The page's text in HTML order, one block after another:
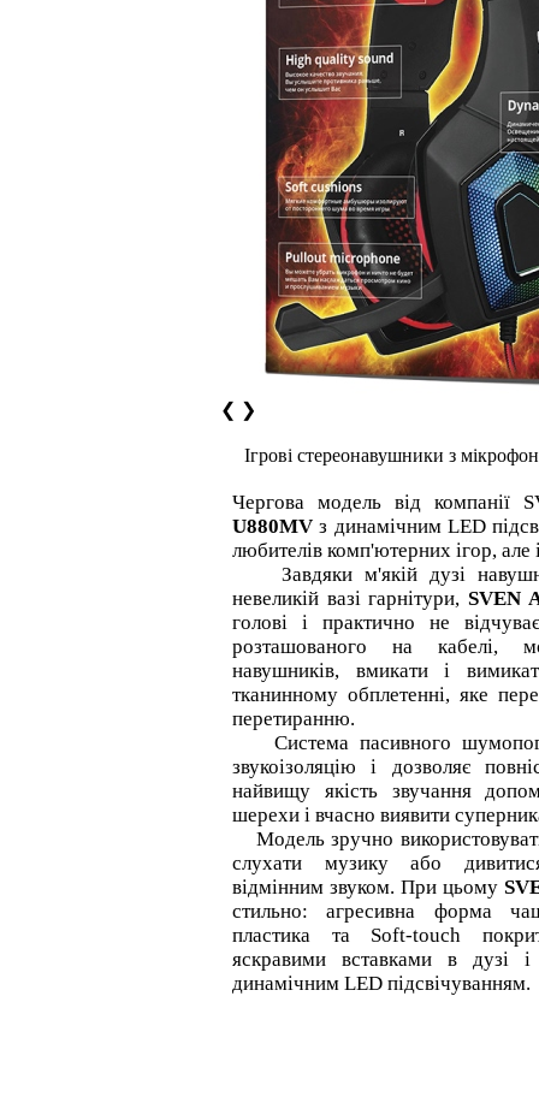
❮ ❯
Ігрові стереонавушники з
Чергова модель від компанії
U880MV з динамічним LED
любителів комп'ютерних ігор, але
Завдяки м'якій дузі
невеликій вазі гарнітури,SVEN
голові і практично не
розташованого на кабелі,
навушників, вмикати і
тканинному обплетенні, яке
перетиранню.
Система пасивного
звукоізоляцію і дозволяє
найвищу якість звучання
шерехи і вчасно виявити
Модель зручно
слухати музику або
відмінним звуком. При цьому
стильно: агресивна форма
пластика та Soft-touch
яскравими вставками в
динамічним LED підсвічуванням.